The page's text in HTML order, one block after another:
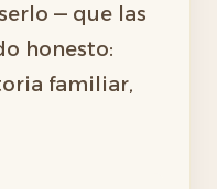
— que las
honesto:
familiar,